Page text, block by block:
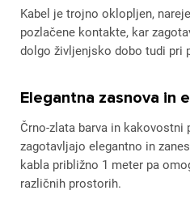
Kabel je trojno oklopljen,
pozlačene kontakte, kar
dolgo življenjsko dobo tudi pri
Elegantna zasnova in
Črno-zlata barva in kakovostni
zagotavljajo elegantno in
kabla približno 1 meter pa
različnih prostorih.